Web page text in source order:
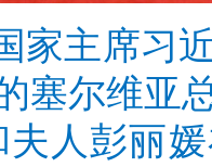
家主席习
塞尔维亚
人彭丽